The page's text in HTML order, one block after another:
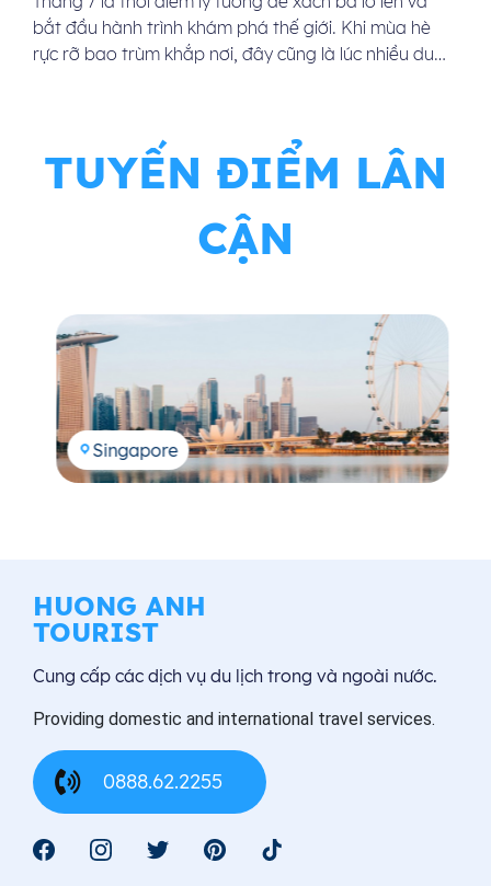
bắt đầu hành trình khám phá thế giới. Khi mùa hè
rực rỡ bao trùm khắp nơi, đây cũng là lúc nhiều du
TUYẾN ĐIỂM LÂN
CẬN
Singapore
HUONG ANH
TOURIST
Cung cấp các dịch vụ du lịch trong và ngoài nước.
Providing domestic and international travel services.
0888.62.2255